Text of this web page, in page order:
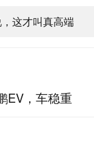
这才叫真高端
EV，车稳重